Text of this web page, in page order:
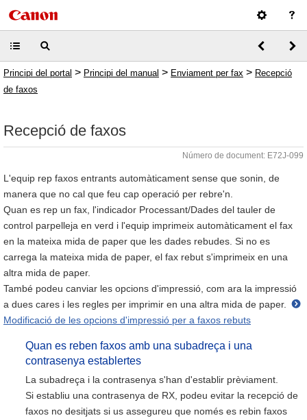
Principi del portal > Principi del manual > Enviament per fax > Recepció
de faxos
Recepció de faxos
Número de document: E72J-099
L'equip rep faxos entrants automàticament sense que sonin, de
manera que no cal que feu cap operació per rebre'n.
Quan es rep un fax, l'indicador Processant/Dades del tauler de
control parpelleja en verd i l'equip imprimeix automàticament el fax
en la mateixa mida de paper que les dades rebudes. Si no es
carrega la mateixa mida de paper, el fax rebut s'imprimeix en una
altra mida de paper.
També podeu canviar les opcions d'impressió, com ara la impressió
a dues cares i les regles per imprimir en una altra mida de paper.
Modificació de les opcions d'impressió per a faxos rebuts
Quan es reben faxos amb una subadreça i una
contrasenya establertes
La subadreça i la contrasenya s'han d'establir prèviament.
Si establiu una contrasenya de RX, podeu evitar la recepció de
faxos no desitjats si us assegureu que només es rebin faxos